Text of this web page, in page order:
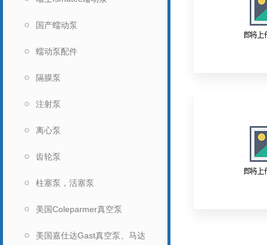
国产蠕动泵
蠕动泵配件
隔膜泵
注射泵
离心泵
齿轮泵
柱塞泵，活塞泵
美国Coleparmer真空泵
美国嘉仕达Gast真空泵、马达